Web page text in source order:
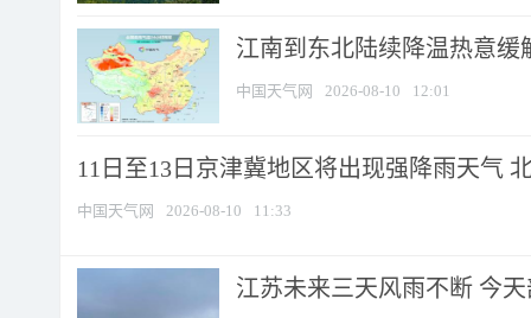
江南到东北陆续降温热意缓
中国天气网 2026-08-10 12:01
11日至13日京津冀地区将出现强降雨天气
中国天气网 2026-08-10 11:33
江苏未来三天风雨不断 今